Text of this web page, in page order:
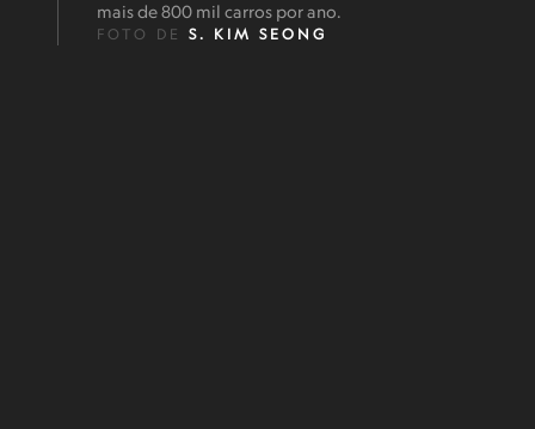
mais de 800 mil carros por ano.
FOTO DE S. KIM SEONG